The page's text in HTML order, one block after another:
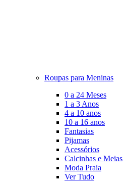
Roupas para Meninas
0 a 24 Meses
1 a 3 Anos
4 a 10 anos
10 a 16 anos
Fantasias
Pijamas
Acessórios
Calcinhas e Meias
Moda Praia
Ver Tudo